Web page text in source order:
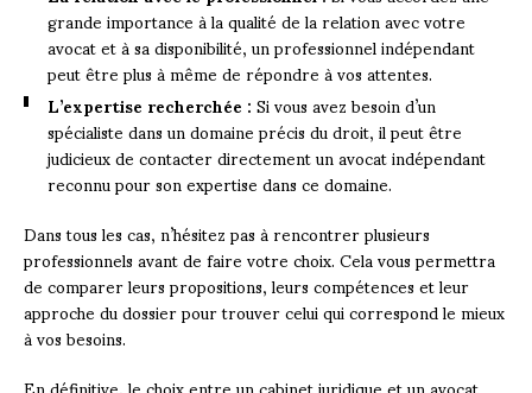
grande importance à la qualité de la relation avec votre
avocat et à sa disponibilité, un professionnel indépendant
peut être plus à même de répondre à vos attentes.
L’expertise recherchée :Si vous avez besoin d’un
spécialiste dans un domaine précis du droit, il peut être
judicieux de contacter directement un avocat indépendant
reconnu pour son expertise dans ce domaine.
Dans tous les cas, n’hésitez pas à rencontrer plusieurs
professionnels avant de faire votre choix. Cela vous permettra
de comparer leurs propositions, leurs compétences et leur
approche du dossier pour trouver celui qui correspond le mieux
à vos besoins.